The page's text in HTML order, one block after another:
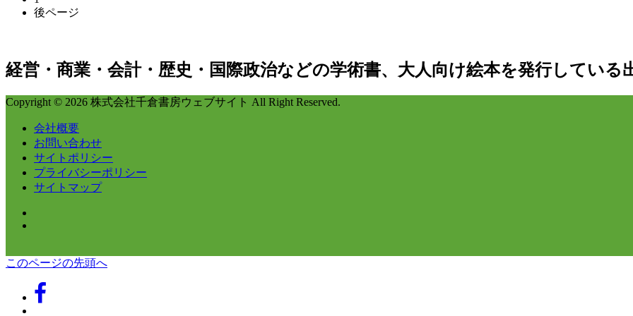
後ページ
経営・商業・会計・歴史・国際政治などの学術書、大人向け絵本を発行している
Copyright © 2026 株式会社千倉書房ウェブサイト All Right Reserved.
会社概要
お問い合わせ
サイトポリシー
プライバシーポリシー
サイトマップ
このページの先頭へ